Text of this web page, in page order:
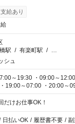
給あり
駅 / 有楽町駅 / …
シュ
～19:30 ・09:00～
19:00～07:00 ・20:00～
トはだけお仕事OK！
日払いOK / 履歴書不要 /